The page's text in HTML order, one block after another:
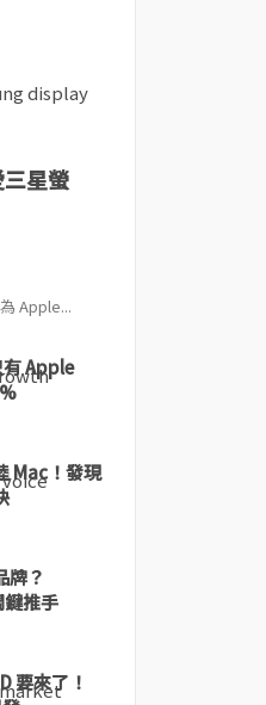
星螢
Apple...
有 Apple
Mac！發現
牌？
推手
要來了！